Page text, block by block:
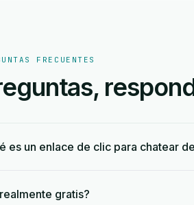
FRECUENTES
es un enlace de clic para chatear
gratis?